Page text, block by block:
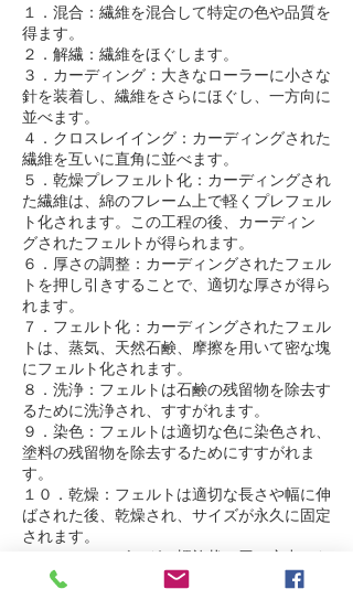
１．混合：繊維を混合して特定の色や品質を
得ます。
２．解繊：繊維をほぐします。
３．カーディング：大きなローラーに小さな
針を装着し、繊維をさらにほぐし、一方向に
並べます。
４．クロスレイイング：カーディングされた
繊維を互いに直角に並べます。
５．乾燥プレフェルト化：カーディングされ
た繊維は、綿のフレーム上で軽くプレフェル
ト化されます。この工程の後、カーディン
グされたフェルトが得られます。
６．厚さの調整：カーディングされたフェル
トを押し引きすることで、適切な厚さが得ら
れます。
７．フェルト化：カーディングされたフェル
トは、蒸気、天然石鹸、摩擦を用いて密な塊
にフェルト化されます。
８．洗浄：フェルトは石鹸の残留物を除去す
るために洗浄され、すすがれます。
９．染色：フェルトは適切な色に染色され、
塗料の残留物を除去するためにすすがれま
す。
１０．乾燥：フェルトは適切な長さや幅に伸
ばされた後、乾燥され、サイズが永久に固定
されます。
１１．シェービング：螺旋状の刃で突出した
繊維/毛を削り取り、工業工芸用フェルトの